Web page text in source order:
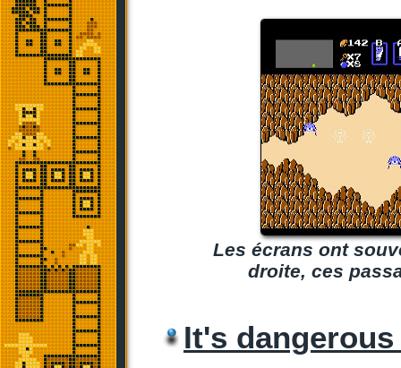
Les écrans ont
droite, ces
It's